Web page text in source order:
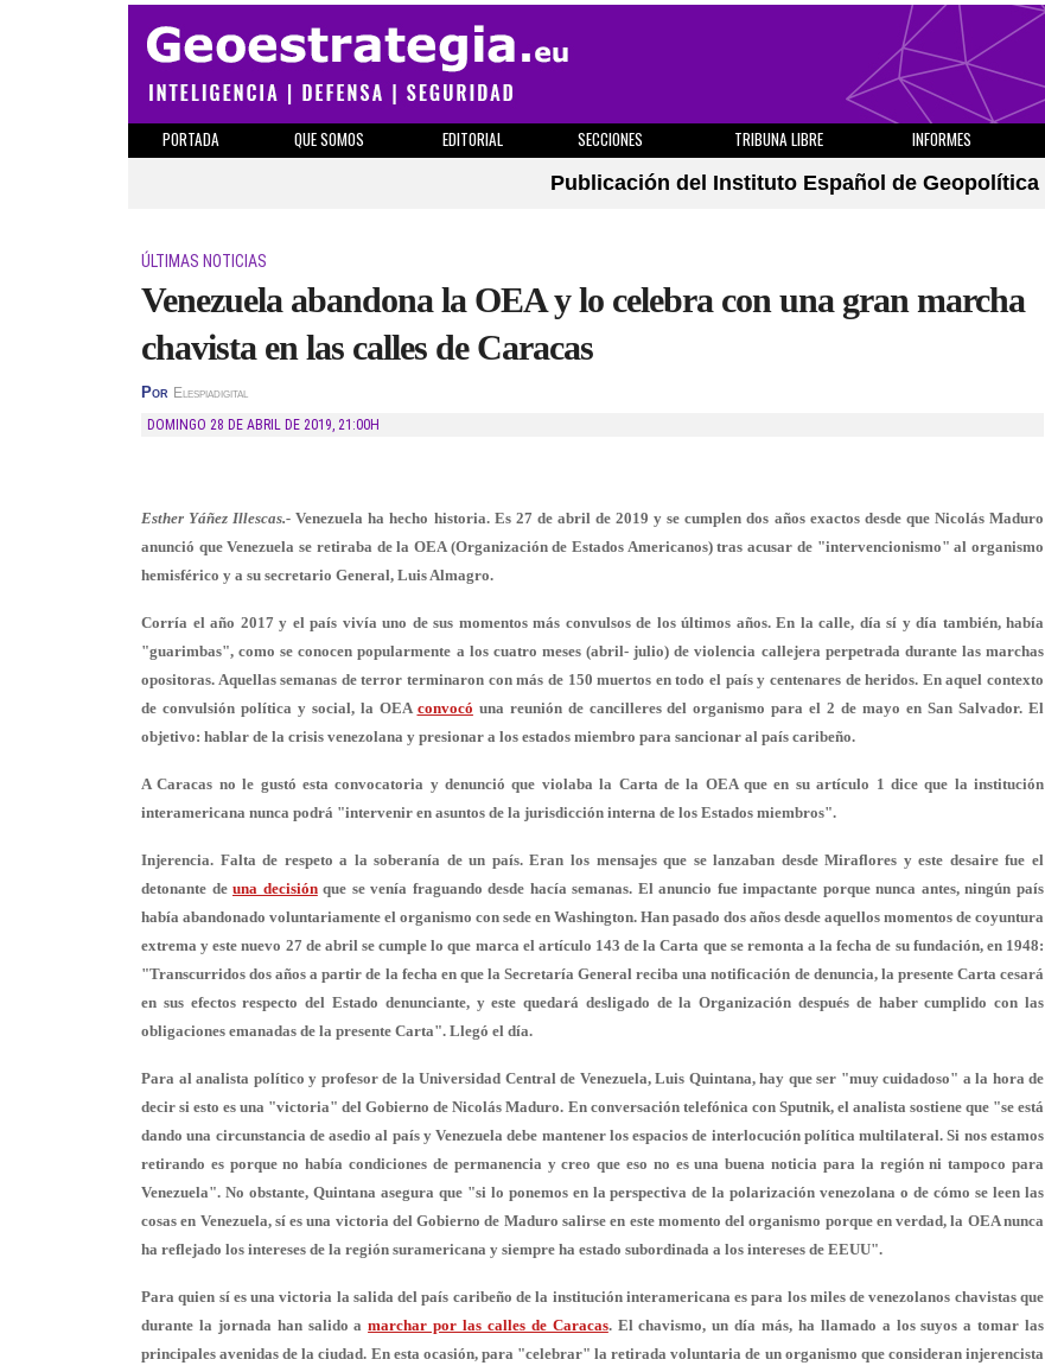
PORTADA QUE SOMOS EDITORIAL SECCIONES TRIBUNA LIBRE INFORMES
Publicación del Instituto Español de Geopolítica
ÚLTIMAS NOTICIAS
Venezuela abandona la OEA y lo celebra con una gran marcha
chavista en las calles de Caracas
Por Elespiadigital
DOMINGO 28 DE ABRIL DE 2019, 21:00H
Esther Yáñez Illescas.-Venezuela ha hecho historia. Es 27 de abril de 2019 y se cumplen dos años exactos desde que Nicolás Maduro
anunció que Venezuela se retiraba de la OEA (Organización de Estados Americanos) tras acusar de "intervencionismo" al organismo
hemisférico y a su secretario General, Luis Almagro.
Corría el año 2017 y el país vivía uno de sus momentos más convulsos de los últimos años. En la calle, día sí y día también, había
"guarimbas", como se conocen popularmente a los cuatro meses (abril- julio) de violencia callejera perpetrada durante las marchas
opositoras. Aquellas semanas de terror terminaron con más de 150 muertos en todo el país y centenares de heridos. En aquel contexto
de convulsión política y social, la OEA convocó una reunión de cancilleres del organismo para el 2 de mayo en San Salvador. El
objetivo: hablar de la crisis venezolana y presionar a los estados miembro para sancionar al país caribeño.
A Caracas no le gustó esta convocatoria y denunció que violaba la Carta de la OEA que en su artículo 1 dice que la institución
interamericana nunca podrá "intervenir en asuntos de la jurisdicción interna de los Estados miembros".
Injerencia. Falta de respeto a la soberanía de un país. Eran los mensajes que se lanzaban desde Miraflores y este desaire fue el
detonante deuna decisiónque se venía fraguando desde hacía semanas. El anuncio fue impactante porque nunca antes, ningún país
había abandonado voluntariamente el organismo con sede en Washington. Han pasado dos años desde aquellos momentos de coyuntura
extrema y este nuevo 27 de abril se cumple lo que marca el artículo 143 de la Carta que se remonta a la fecha de su fundación, en 1948:
"Transcurridos dos años a partir de la fecha en que la Secretaría General reciba una notificación de denuncia, la presente Carta cesará
en sus efectos respecto del Estado denunciante, y este quedará desligado de la Organización después de haber cumplido con las
obligaciones emanadas de la presente Carta". Llegó el día.
Para al analista político y profesor de la Universidad Central de Venezuela, Luis Quintana, hay que ser "muy cuidadoso" a la hora de
decir si esto es una "victoria" del Gobierno de Nicolás Maduro. En conversación telefónica con Sputnik, el analista sostiene que "se está
dando una circunstancia de asedio al país y Venezuela debe mantener los espacios de interlocución política multilateral. Si nos estamos
retirando es porque no había condiciones de permanencia y creo que eso no es una buena noticia para la región ni tampoco para
Venezuela". No obstante, Quintana asegura que "si lo ponemos en la perspectiva de la polarización venezolana o de cómo se leen las
cosas en Venezuela, sí es una victoria del Gobierno de Maduro salirse en este momento del organismo porque en verdad, la OEA nunca
ha reflejado los intereses de la región suramericana y siempre ha estado subordinada a los intereses de EEUU".
Para quien sí es una victoria la salida del país caribeño de la institución interamericana es para los miles de venezolanos chavistas que
durante la jornada han salido amarchar por las calles de Caracas. El chavismo, un día más, ha llamado a los suyos a tomar las
principales avenidas de la ciudad. En esta ocasión, para "celebrar" la retirada voluntaria de un organismo que consideran injerencista